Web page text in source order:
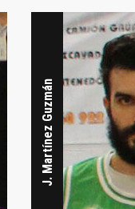
J. Martínez Guzmán